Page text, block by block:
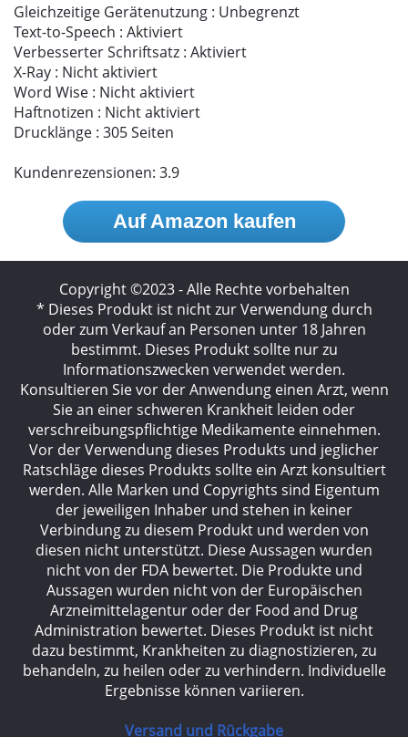
Gleichzeitige Gerätenutzung : Unbegrenzt
Text-to-Speech : Aktiviert
Verbesserter Schriftsatz : Aktiviert
X-Ray : Nicht aktiviert
Word Wise : Nicht aktiviert
Haftnotizen : Nicht aktiviert
Drucklänge : 305 Seiten
Kundenrezensionen: 3.9
Auf Amazon kaufen
Copyright ©2023 - Alle Rechte vorbehalten
* Dieses Produkt ist nicht zur Verwendung durch
oder zum Verkauf an Personen unter 18 Jahren
bestimmt. Dieses Produkt sollte nur zu
Informationszwecken verwendet werden.
Konsultieren Sie vor der Anwendung einen Arzt, wenn
Sie an einer schweren Krankheit leiden oder
verschreibungspflichtige Medikamente einnehmen.
Vor der Verwendung dieses Produkts und jeglicher
Ratschläge dieses Produkts sollte ein Arzt konsultiert
werden. Alle Marken und Copyrights sind Eigentum
der jeweiligen Inhaber und stehen in keiner
Verbindung zu diesem Produkt und werden von
diesen nicht unterstützt. Diese Aussagen wurden
nicht von der FDA bewertet. Die Produkte und
Aussagen wurden nicht von der Europäischen
Arzneimittelagentur oder der Food and Drug
Administration bewertet. Dieses Produkt ist nicht
dazu bestimmt, Krankheiten zu diagnostizieren, zu
behandeln, zu heilen oder zu verhindern. Individuelle
Ergebnisse können variieren.
Versand und Rückgabe